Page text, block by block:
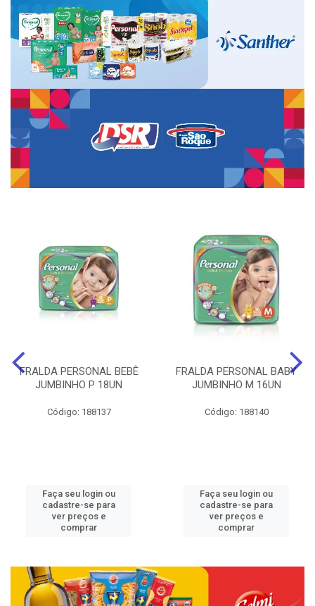
FRALDA PERSONAL BEBÊ
JUMBINHO P 18UN
Código: 188137
Faça seu login ou
cadastre-se para
ver preços e
comprar
FRALDA PERSONAL BABY
JUMBINHO M 16UN
Código: 188140
Faça seu login ou
cadastre-se para
ver preços e
comprar